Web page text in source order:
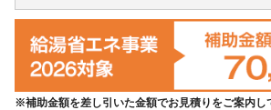
※補助金額を差し引いた金額でお見積りをご案内し